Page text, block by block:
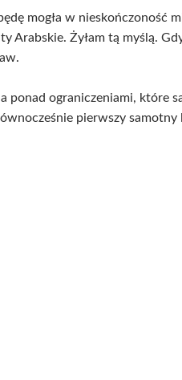
mogła w nieskończoność
Arabskie. Żyłam tą myślą.
ograniczeniami, które
pierwszy